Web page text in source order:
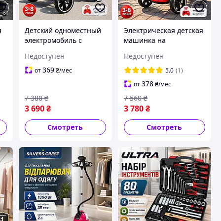
Детский одноместный
электромобиль с
Электрическая
машинка для мальчика
детей
Недоступен
от369 ₴/мес
3 690 ₴
7 380 ₴
Смотреть
Электрическая детская
машинка на
хорошего качества от 3
лет, до 30 кг,
электромобиль для
детей на аккумуляторе
Недоступен
5.0 (1)
от378₴/мес
3 780₴
7 560 ₴
Смотреть